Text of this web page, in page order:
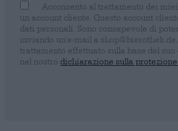
Acconsento al trattamento dei
un account cliente. Questo account
dati personali. Sono consapevole di
inviando un'e-mail a
trattamento effettuato sulla base del
nel nostro dichiarazione sulla